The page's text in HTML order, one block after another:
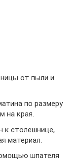
от пыли и
по размеру
на края.
к столешнице,
материал.
шпателя